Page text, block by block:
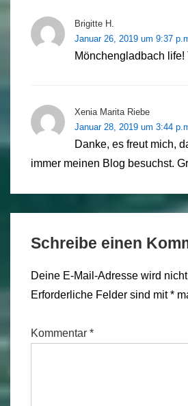
Brigitte H.
Januar 26, 2019 um 9:37
Mönchengladbach life!
Xenia Marita Riebe
Januar 28, 2019 um 3:44
Danke, es freut mich,
immer meinen Blog besuchst.
Schreibe einen
Deine E-Mail-Adresse wird
Erforderliche Felder sind mit*
Kommentar *